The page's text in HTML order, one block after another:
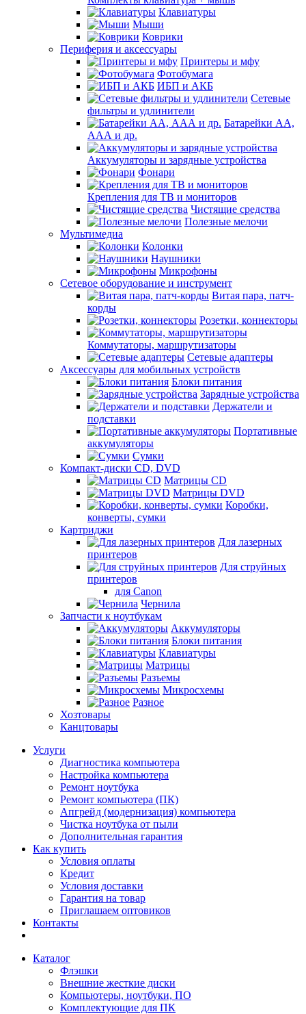
Клавиатуры
Мыши
Коврики
Периферия и аксессуары
Принтеры и мфу
Фотобумага
ИБП и АКБ
Сетевые
фильтры и удлинители
Батарейки АА,
ААА и др.
Аккумуляторы и зарядные устройства
Фонари
Крепления для ТВ и мониторов
Чистящие средства
Полезные мелочи
Мультимедиа
Колонки
Наушники
Микрофоны
Сетевое оборудование и инструмент
Витая пара, патч-
корды
Розетки, коннекторы
Коммутаторы, маршрутизаторы
Сетевые адаптеры
Аксессуары для мобильных устройств
Блоки питания
Зарядные устройства
Держатели и
подставки
Портативные
аккумуляторы
Сумки
Компакт-диски CD, DVD
Матрицы CD
Матрицы DVD
Коробки,
конверты, сумки
Картриджи
Для лазерных
принтеров
Для струйных
принтеров
для Canon
Чернила
Запчасти к ноутбукам
Аккумуляторы
Блоки питания
Клавиатуры
Матрицы
Разъемы
Микросхемы
Разное
Хозтовары
Канцтовары
Услуги
Диагностика компьютера
Настройка компьютера
Ремонт ноутбука
Ремонт компьютера (ПК)
Апгрейд (модернизация) компьютера
Чистка ноутбука от пыли
Дополнительная гарантия
Как купить
Условия оплаты
Кредит
Условия доставки
Гарантия на товар
Приглашаем оптовиков
Контакты
Каталог
Флэшки
Внешние жесткие диски
Компьютеры, ноутбуки, ПО
Комплектующие для ПК